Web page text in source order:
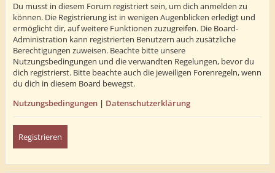
Du musst in diesem Forum registriert sein, um dich anmelden zu
können. Die Registrierung ist in wenigen Augenblicken erledigt und
ermöglicht dir, auf weitere Funktionen zuzugreifen. Die Board-
Administration kann registrierten Benutzern auch zusätzliche
Berechtigungen zuweisen. Beachte bitte unsere
Nutzungsbedingungen und die verwandten Regelungen, bevor du
dich registrierst. Bitte beachte auch die jeweiligen Forenregeln, wenn
du dich in diesem Board bewegst.
Nutzungsbedingungen | Datenschutzerklärung
Registrieren